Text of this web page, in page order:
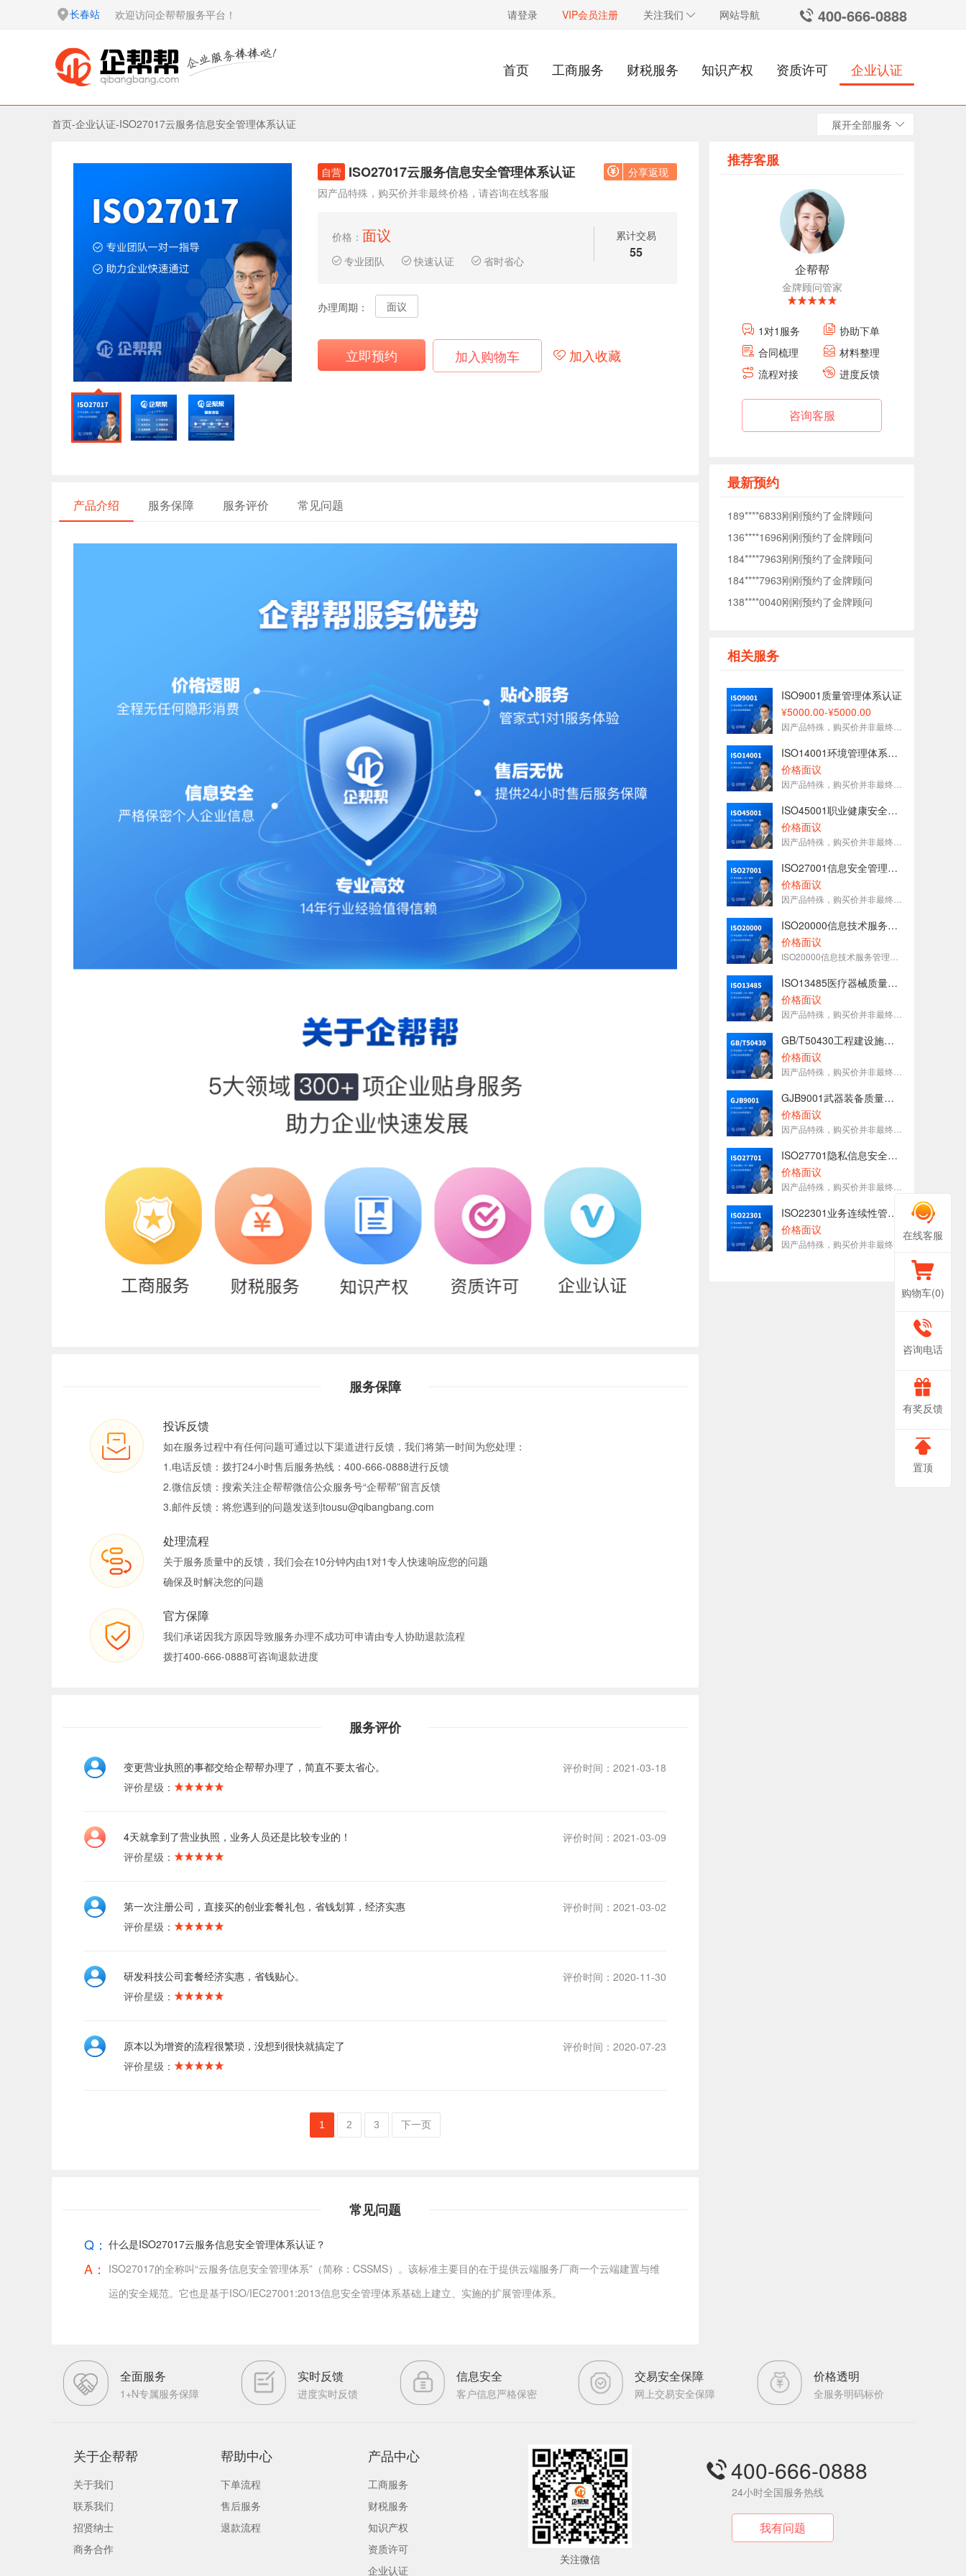
在线客服
购物车(0)
400-
666-
0888
咨询电话
有奖反馈
置顶
长春站 欢迎访问企帮帮服务平台！ 请登录 VIP会员注册 关注我们 网站导航 400-666-0888
首页 工商服务 财税服务 知识产权 资质许可 企业认证
首页-企业认证-ISO27017云服务信息安全管理体系认证 展开全部服务
自营 ISO27017云服务信息安全管理体系认证
分享返现
因产品特殊，购买价并非最终价格，请咨询在线客服
累计交易
55
价格： 面议
专业团队 快速认证 省时省心
办理周期： 面议
立即预约 加入购物车 加入收藏
产品介绍 服务保障 服务评价 常见问题
服务保障
投诉反馈
如在服务过程中有任何问题可通过以下渠道进行反馈，我们将第一时间为您处理：
1.电话反馈：拨打24小时售后服务热线：400-666-0888进行反馈
2.微信反馈：搜索关注企帮帮微信公众服务号“企帮帮”留言反馈
3.邮件反馈：将您遇到的问题发送到tousu@qibangbang.com
处理流程
关于服务质量中的反馈，我们会在10分钟内由1对1专人快速响应您的问题
确保及时解决您的问题
官方保障
我们承诺因我方原因导致服务办理不成功可申请由专人协助退款流程
拨打400-666-0888可咨询退款进度
服务评价
评价时间：2021-03-18
变更营业执照的事都交给企帮帮办理了，简直不要太省心。
评价星级：
评价时间：2021-03-09
4天就拿到了营业执照，业务人员还是比较专业的！
评价星级：
评价时间：2021-03-02
第一次注册公司，直接买的创业套餐礼包，省钱划算，经济实惠
评价星级：
评价时间：2020-11-30
研发科技公司套餐经济实惠，省钱贴心。
评价星级：
评价时间：2020-07-23
原本以为增资的流程很繁琐，没想到很快就搞定了
评价星级：
1 2 3 下一页
常见问题
Q： 什么是ISO27017云服务信息安全管理体系认证？
A：
ISO27017的全称叫“云服务信息安全管理体系”（简称：CSSMS）。该标准主要目的在于提供云端服务厂商一个云端建置与维
运的安全规范。它也是基于ISO/IEC27001:2013信息安全管理体系基础上建立、实施的扩展管理体系。
推荐客服
企帮帮
金牌顾问管家
1对1服务
协助下单
合同梳理
材料整理
流程对接
进度反馈
咨询客服
最新预约
184****7963刚刚预约了金牌顾问
184****7963刚刚预约了金牌顾问
138****0040刚刚预约了金牌顾问
177****1509刚刚预约了金牌顾问
153****7575刚刚预约了金牌顾问
188****5627刚刚预约了金牌顾问
189****6833刚刚预约了金牌顾问
136****1696刚刚预约了金牌顾问
184****7963刚刚预约了金牌顾问
184****7963刚刚预约了金牌顾问
138****0040刚刚预约了金牌顾问
176****5372刚刚预约了金牌顾问
153****3093刚刚预约了金牌顾问
188****5627刚刚预约了金牌顾问
189****6833刚刚预约了金牌顾问
136****1696刚刚预约了金牌顾问
相关服务
ISO9001质量管理体系认证
¥5000.00-¥5000.00
ISO14001环境管理体系认证
价格面议
ISO45001职业健康安全管理体系认证
价格面议
ISO27001信息安全管理体系认证
价格面议
ISO20000信息技术服务管理认证
价格面议
ISO13485医疗器械质量管理体系认证
价格面议
GB/T50430工程建设施工企业质量管理体系认证
价格面议
GJB9001武器装备质量管理体系认证
价格面议
ISO27701隐私信息安全管理体系认证
价格面议
ISO22301业务连续性管理体系认证
价格面议
全面服务
1+N专属服务保障
实时反馈
进度实时反馈
信息安全
客户信息严格保密
交易安全保障
网上交易安全保障
价格透明
全服务明码标价
关于企帮帮
关于我们
联系我们
招贤纳士
商务合作
帮助中心
下单流程
售后服务
退款流程
产品中心
工商服务
财税服务
知识产权
资质许可
企业认证
关注微信
400-666-0888
24小时全国服务热线
我有问题